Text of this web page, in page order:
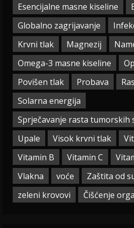
Esencijalne masne kiseline
Globalno zagrijavanje
Krvni tlak
Magnezij
Omega-3 masne kiseline
Povišen tlak
Probava
Solarna energija
Sprječavanje rasta tumorskih
Upale
Visok krvni tlak
Vitamin B
Vitamin C
Vlakna
voće
Zaštita od
zeleni krovovi
Čišćenje